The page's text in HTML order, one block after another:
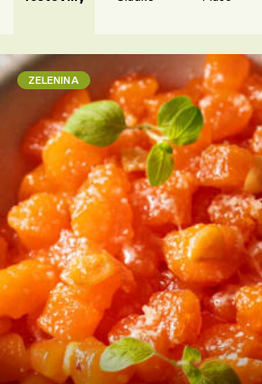
ZELENINA